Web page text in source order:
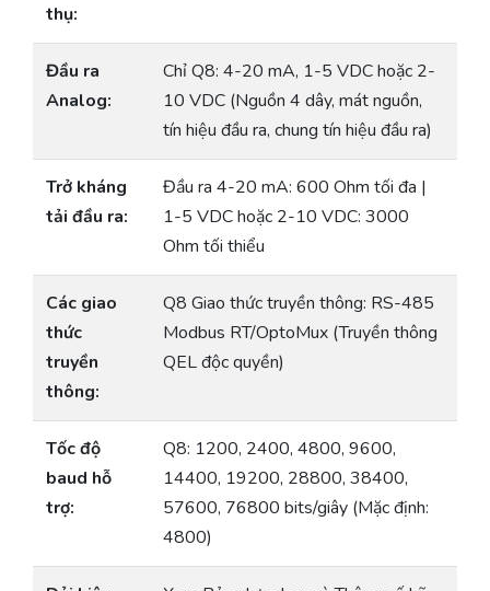
thụ:
Đầu ra
Analog:
Chỉ Q8: 4-20 mA, 1-5 VDC hoặc 2-
10 VDC (Nguồn 4 dây, mát nguồn,
tín hiệu đầu ra, chung tín hiệu đầu ra)
Trở kháng
tải đầu ra:
Đầu ra 4-20 mA: 600 Ohm tối đa |
1-5 VDC hoặc 2-10 VDC: 3000
Ohm tối thiểu
Các giao
thức
truyền
thông:
Q8 Giao thức truyền thông: RS-485
Modbus RT/OptoMux (Truyền thông
QEL độc quyền)
Tốc độ
baud hỗ
trợ:
Q8: 1200, 2400, 4800, 9600,
14400, 19200, 28800, 38400,
57600, 76800 bits/giây (Mặc định:
4800)